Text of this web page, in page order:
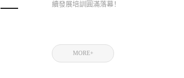
續發展培訓圓滿落幕！
MORE+